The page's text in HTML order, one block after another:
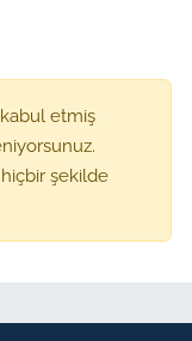
kabul etmiş
hiçbir şekilde